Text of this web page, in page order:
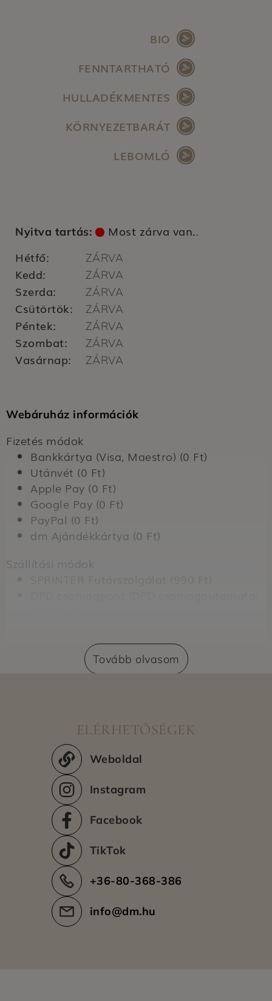
BIO
FENNTARTHATÓ
HULLADÉKMENTES
KÖRNYEZETBARÁT
LEBOMLÓ
Nyitva tartás: Most zárva van..
Hétfő: ZÁRVA
Kedd: ZÁRVA
Szerda: ZÁRVA
Csütörtök: ZÁRVA
Péntek: ZÁRVA
Szombat: ZÁRVA
Vasárnap: ZÁRVA
Webáruház információk
Fizetés módok
Bankkártya (Visa, Maestro) (0 Ft)
Utánvét (0 Ft)
Apple Pay (0 Ft)
Google Pay (0 Ft)
PayPal (0 Ft)
dm Ajándékkártya (0 Ft)
Szállítási módok
Expressz átvétel dm üzletben (nem
regisztrált vásárlók számára) (399 Ft)
Expressz átvétel dm üzletben (regisztrált
Még nincs adat.
Tovább olvasom
ELÉRHETŐSÉGEK
Weboldal
Instagram
Facebook
TikTok
+36-80-368-386
info@dm.hu